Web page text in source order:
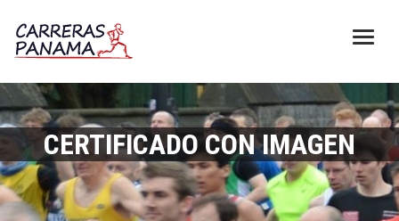
CERTIFICADO CON IMAGEN